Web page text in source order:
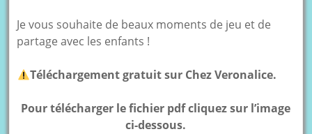
Je vous souhaite de beaux moments de jeu et de
partage avec les enfants !
Téléchargement gratuit sur Chez Veronalice.
Pour télécharger le fichier pdf cliquez sur l’image
ci-dessous.